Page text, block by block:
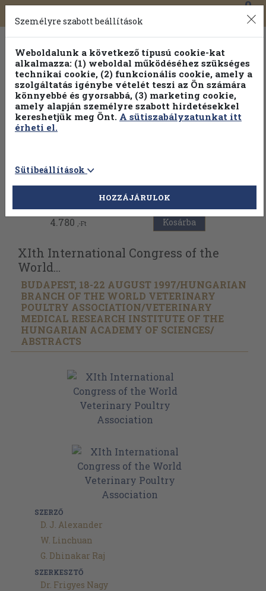
Toggle
navigation
0
Vissza az előző oldalra
4.780 ,-Ft Kosárba
XIth International Congress of the
World...
BUDAPEST, 18-22 AUGUST 1997/HUNGARIAN
BRANCH OF THE WORLD VETERINARY
POULTRY ASSOCIATION/VETERINARY
MEDICAL RESEARCH INSTITUTE OF THE
HUNGARIAN ACADEMY OF SCIENCES/
ABSTRACTS
SZERZŐ
D. J. Alexander
W. Linchuan
G. Dhinakar Raj
SZERKESZTŐ
Dr. Frigyes Nagy
Személyre szabott beállítások
Weboldalunk a következő típusú cookie-kat
alkalmazza: (1) weboldal működéséhez szükséges
technikai cookie, (2) funkcionális cookie, amely a
szolgáltatás igénybe vételét teszi az Ön számára
könnyebbé és gyorsabbá, (3) marketing cookie,
amely alapján személyre szabott hirdetésekkel
kereshetjük meg Önt. A sütiszabályzatunkat itt
érheti el.
Sütibeállítások
HOZZÁJÁRULOK